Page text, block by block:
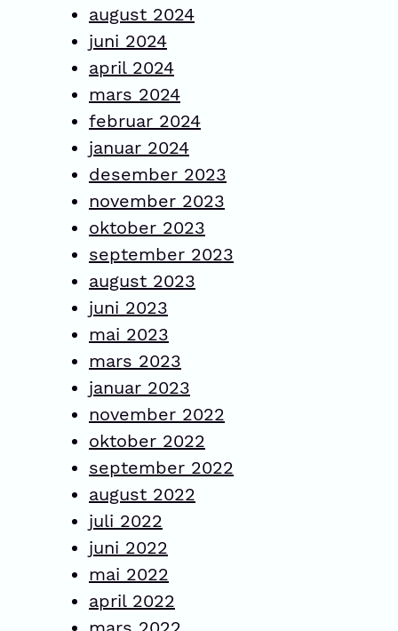
august 2024
juni 2024
april 2024
mars 2024
februar 2024
januar 2024
desember 2023
november 2023
oktober 2023
september 2023
august 2023
juni 2023
mai 2023
mars 2023
januar 2023
november 2022
oktober 2022
september 2022
august 2022
juli 2022
juni 2022
mai 2022
april 2022